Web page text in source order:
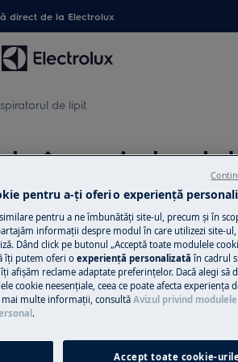
direct de la Electrolux
de lipit
în aspiratorul
Descarcă
Nu mai găsești
Descarcă
Găsește
pentru a-ţi oferi o experienţă
pentru a ne îmbunătăţi site-ul, precum și în
informaţii despre modul în care utilizezi site-
Dând click pe butonul „Acceptă toate modulele
îţi putem oferi oexperienţă personalizată în cadrul
îţi afișăm reclame adaptate preferinţelor. Dacă alegi să
cookie neesenţiale, ceea ce poate afecta experienţa
multe informaţii, consultăAvizul privind
.
Accept toate cookie-